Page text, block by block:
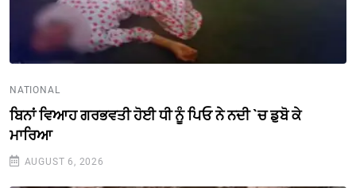
NATIONAL
ਬਿਨਾਂ ਵਿਆਹ ਗਰਭਵਤੀ ਹੋਈ ਧੀ ਨੂੰ ਪਿਓ ਨੇ ਨਦੀ `ਚ ਡੁਬੋ ਕੇ
ਮਾਰਿਆ
AUGUST 6, 2026